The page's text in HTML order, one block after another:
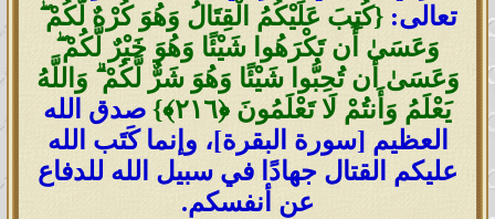
تعالى:{كُتِبَ عَلَيْكُمُ الْقِتَالُ وَهُوَ كُرْهٌ لَّكُمْ ۖ
وَعَسَىٰ أَن تَكْرَهُوا شَيْئًا وَهُوَ خَيْرٌ لَّكُمْ ۖ
وَعَسَىٰ أَن تُحِبُّوا شَيْئًا وَهُوَ شَرٌّ لَّكُمْ ۗ وَاللَّهُ
يَعْلَمُ وَأَنتُمْ لَا تَعْلَمُونَ ‎﴿٢١٦﴾}
صدق الله
العظيم [سورة البقرة]، وإنما كَتَب الله
عليكم القتال جهادًا في سبيل الله للدفاع
عن أنفسكم.